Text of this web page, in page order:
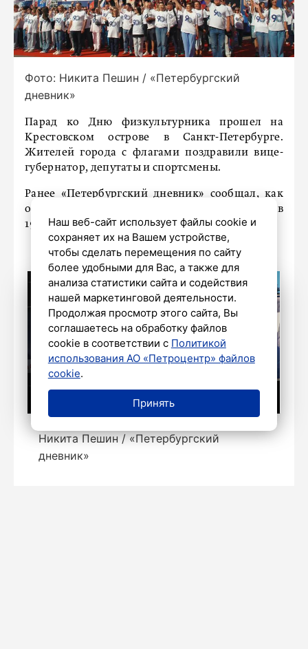
Фото: Никита Пешин / «Петербургский
дневник»
Парад ко Дню физкультурника прошел на
Крестовском острове в Санкт-Петербурге.
Жителей города с флагами поздравили вице-
губернатор, депутаты и спортсмены.
Ранее «Петербургский дневник» сообщал, как
отмечали День физкультурника в Ленинграде в
1944 году.
Никита Пешин / «Петербургский
дневник»
Наш веб-сайт использует файлы cookie и
сохраняет их на Вашем устройстве,
чтобы сделать перемещения по сайту
более удобными для Вас, а также для
анализа статистики сайта и содействия
нашей маркетинговой деятельности.
Продолжая просмотр этого сайта, Вы
соглашаетесь на обработку файлов
cookie в соответствии с Политикой
использования АО «Петроцентр» файлов
cookie.
Принять